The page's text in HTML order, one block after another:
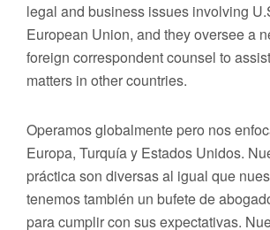
legal and business issues involving
European Union, and they oversee a
foreign correspondent counsel to
matters in other countries.
Operamos globalmente pero nos
Europa, Turquía y Estados Unidos.
práctica son diversas al igual que
tenemos también un bufete de
para cumplir con sus expectativas.